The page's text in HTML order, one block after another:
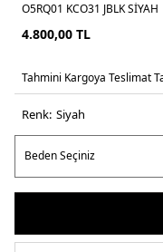
O5RQ01 KCO31 JBLK SİYAH
4.800,00 TL
Tahmini Kargoya Teslimat
Renk: si̇yah